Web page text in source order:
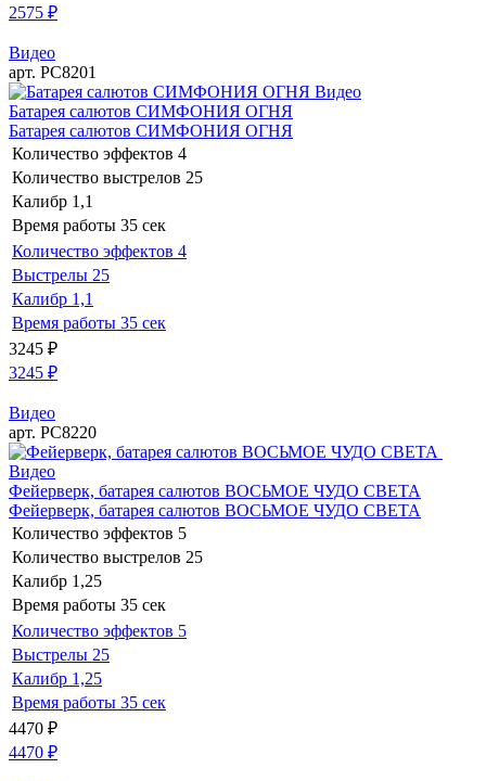
2575 ₽
Видео
арт. РС8201
Видео
Батарея салютов СИМФОНИЯ ОГНЯ
Батарея салютов СИМФОНИЯ ОГНЯ
Количество эффектов 4
Количество выстрелов 25
Калибр 1,1
Время работы 35 сек
Количество эффектов 4
Выстрелы 25
Калибр 1,1
Время работы 35 сек
3245 ₽
3245 ₽
Видео
арт. РС8220
Видео
Фейерверк, батарея салютов ВОСЬМОЕ ЧУДО СВЕТА
Фейерверк, батарея салютов ВОСЬМОЕ ЧУДО СВЕТА
Количество эффектов 5
Количество выстрелов 25
Калибр 1,25
Время работы 35 сек
Количество эффектов 5
Выстрелы 25
Калибр 1,25
Время работы 35 сек
4470 ₽
4470 ₽